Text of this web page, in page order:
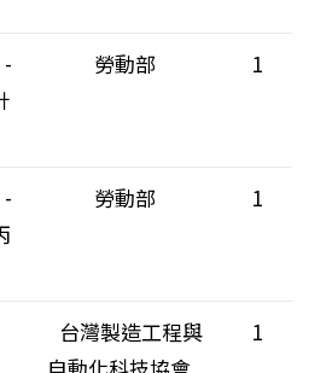
勞動部 1
勞動部 1
台灣製造工程與
自動化科技協會
1